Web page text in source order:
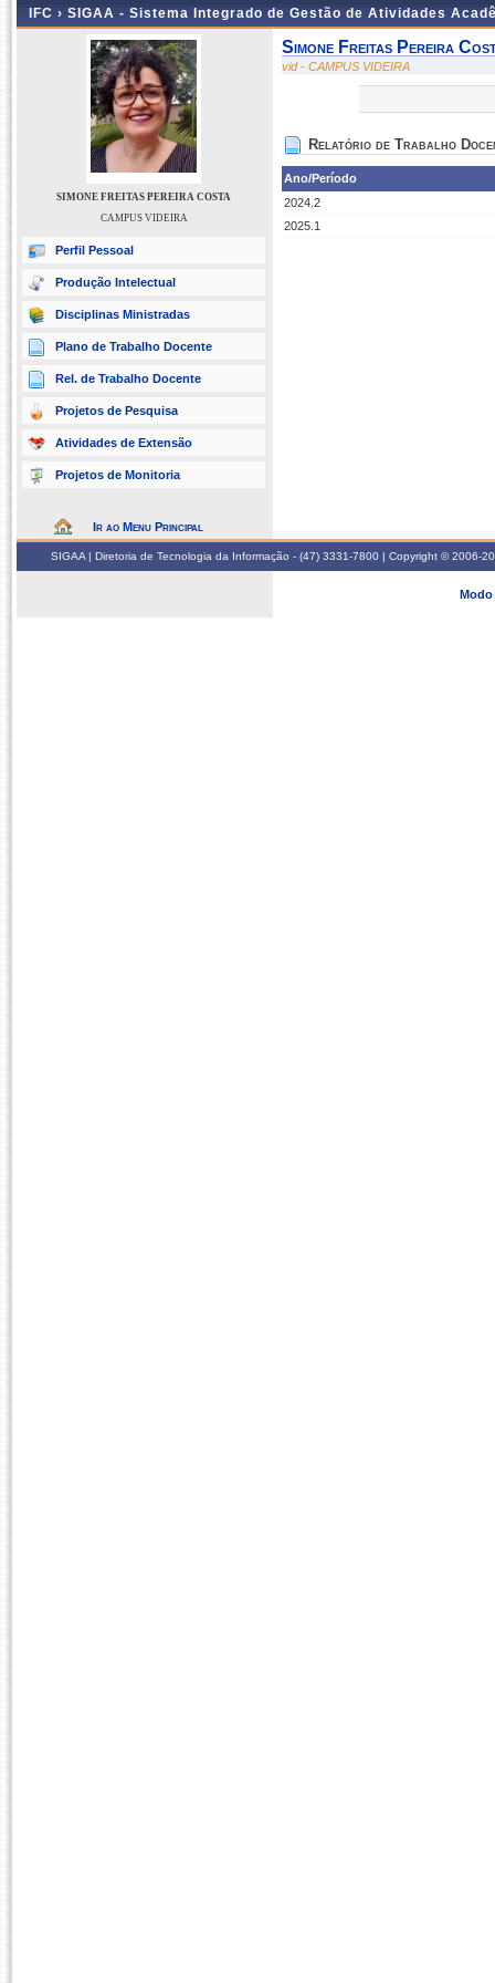
IFC › SIGAA - Sistema Integrado de Gestão de Atividades
SIMONE FREITAS PEREIRA COSTA
CAMPUS VIDEIRA
Perfil Pessoal
Produção Intelectual
Disciplinas Ministradas
Plano de Trabalho Docente
Rel. de Trabalho Docente
Projetos de Pesquisa
Atividades de Extensão
Projetos de Monitoria
Ir ao Menu Principal
Simone Freitas Pereira
vid - CAMPUS VIDEIRA
Relatório de Trabalho
Ano/Período
2024.2
2025.1
SIGAA | Diretoria de Tecnologia da Informação - (47) 3331-7800 | Copyright © 2006-
Modo